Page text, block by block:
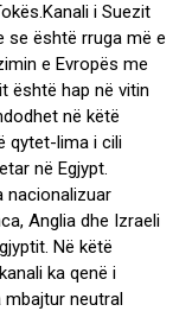
i Suezit
se është rruga më e
e Evropës me
është hap në vitin
në këtë
në Egjypt.
nacionalizuar
Anglia dhe Izraeli
Në këtë
ka qenë i
mbajtur neutral